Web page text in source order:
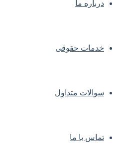
درباره ما
خدمات حقوقی
سوالات متداول
تماس با ما